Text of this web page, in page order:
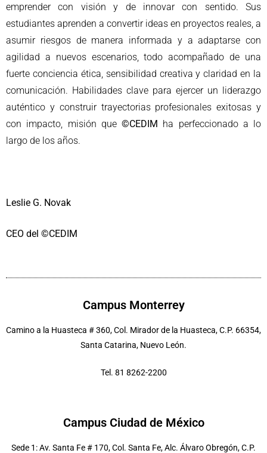
emprender con visión y de innovar con sentido. Sus
estudiantes aprenden a convertir ideas en proyectos reales, a
asumir riesgos de manera informada y a adaptarse con
agilidad a nuevos escenarios, todo acompañado de una
fuerte conciencia ética, sensibilidad creativa y claridad en la
comunicación. Habilidades clave para ejercer un liderazgo
auténtico y construir trayectorias profesionales exitosas y
con impacto, misión que ©CEDIM ha perfeccionado a lo
largo de los años.
Leslie G. Novak
CEO del ©CEDIM
Campus Monterrey
Camino a la Huasteca # 360, Col. Mirador de la Huasteca, C.P. 66354,
Santa Catarina, Nuevo León.
Tel. 81 8262-2200
Campus Ciudad de México
Sede 1: Av. Santa Fe # 170, Col. Santa Fe, Alc. Álvaro Obregón, C.P.